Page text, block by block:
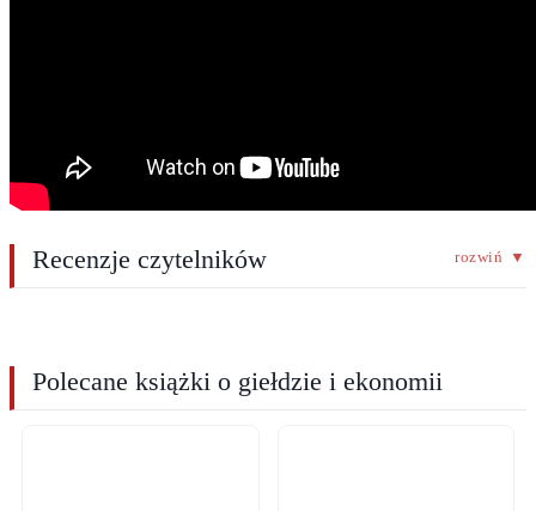
Recenzje czytelników rozwiń ▼
Polecane książki o giełdzie i ekonomii